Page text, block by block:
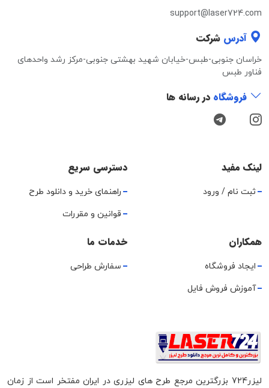
support@laser724.com
آدرس شرکت
خراسان جنوبی-طبس-خیابان شهید بهشتی جنوبی-مرکز رشد واحدهای
فناور طبس
فروشگاه در رسانه ها
لینک مفید
ثبت نام / ورود
دسترسی سریع
راهنمای خرید و دانلود طرح
قوانین و مقررات
همکاران
ایجاد فروشگاه
آموزش فروش فایل
خدمات ما
سفارش طراحی
لیزر724 بزرگترین مرجع طرح های لیزری در ایران مفتخر است از زمان